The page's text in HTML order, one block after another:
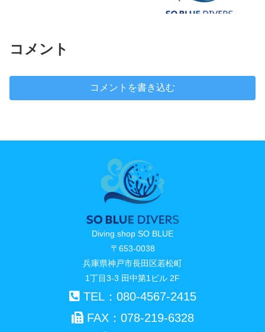
コメント
コメントを書き込む
Diving shop SO BLUE
〒653-0038
兵庫県神戸市長田区若松町
1丁目3-3 田中第1ビル 2F
TEL：080-4567-2415
FAX：078-219-6328